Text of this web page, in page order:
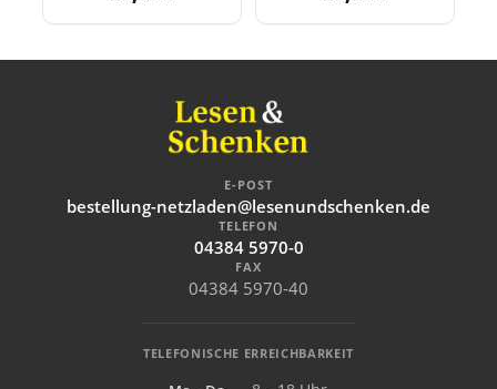
E-POST
bestellung-netzladen@lesenundschenken.de
TELEFON
04384 5970-0
FAX
04384 5970-40
TELEFONISCHE ERREICHBARKEIT